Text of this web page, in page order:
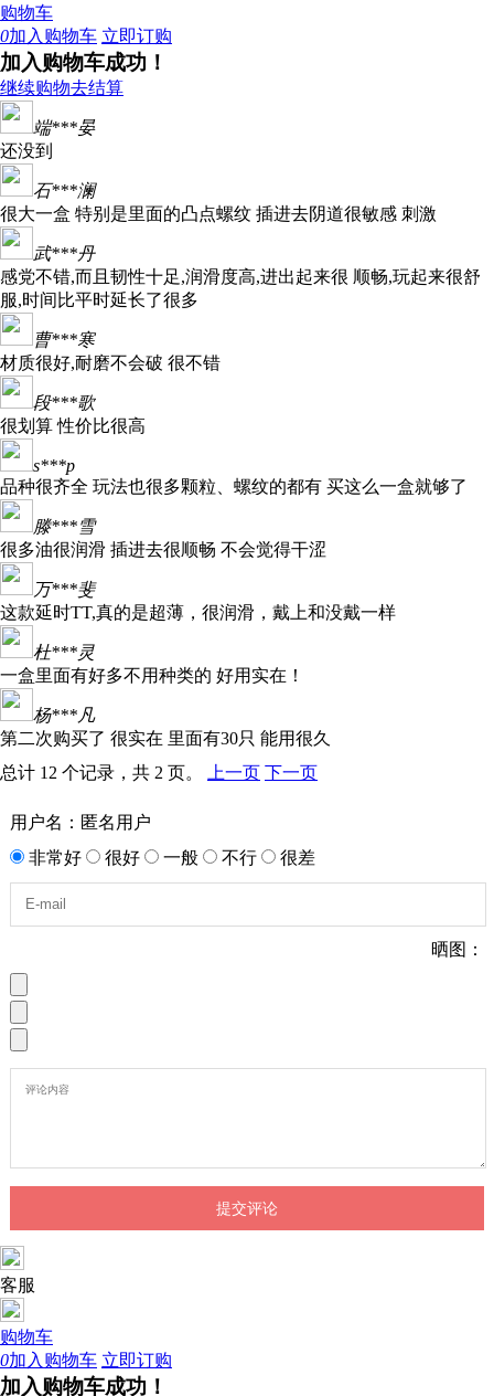
购物车
0加入购物车 立即订购
加入购物车成功！
继续购物去结算
端***晏
还没到
石***澜
很大一盒 特别是里面的凸点螺纹 插进去阴道很敏感 刺激
武***丹
感党不错,而且韧性十足,润滑度高,进出起来很 顺畅,玩起来很舒
服,时间比平时延长了很多
曹***寒
材质很好,耐磨不会破 很不错
段***歌
很划算 性价比很高
s***p
品种很齐全 玩法也很多颗粒、螺纹的都有 买这么一盒就够了
滕***雪
很多油很润滑 插进去很顺畅 不会觉得干涩
万***斐
这款延时TT,真的是超薄，很润滑，戴上和没戴一样
杜***灵
一盒里面有好多不用种类的 好用实在！
杨***凡
第二次购买了 很实在 里面有30只 能用很久
总计 12 个记录，共 2 页。
上一页 下一页
用户名：匿名用户
非常好
很好 一般 不行 很差
晒图：
客服
购物车
0加入购物车 立即订购
加入购物车成功！